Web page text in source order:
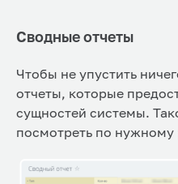
Сводные отчеты
Чтобы не упустить
отчеты, которые
сущностей системы.
посмотреть по нужному